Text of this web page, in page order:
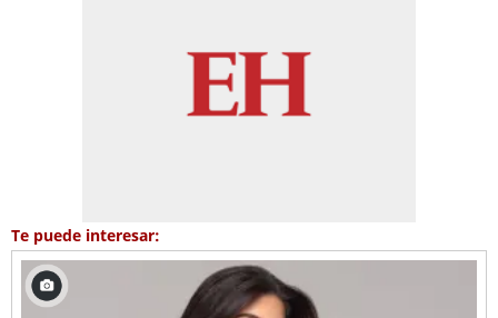
Te puede interesar: